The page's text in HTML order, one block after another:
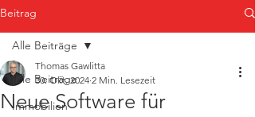
Beitrag
Alle Beiträge
Immobilien
Alle Beiträge
Neue Software für
Thomas Gawlitta
30. Okt. 2024 2 Min. Lesezeit